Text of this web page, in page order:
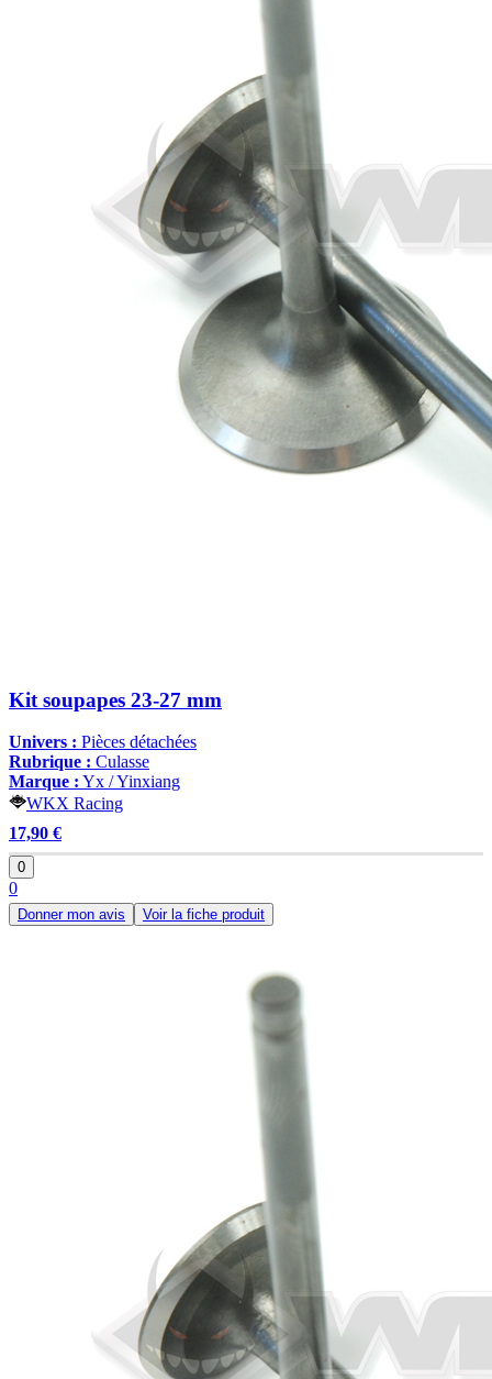
Kit soupapes 23-27 mm
Univers : Pièces détachées
Rubrique : Culasse
Marque : Yx / Yinxiang
WKX Racing
17,90 €
0
0
Donner mon avis Voir la fiche produit